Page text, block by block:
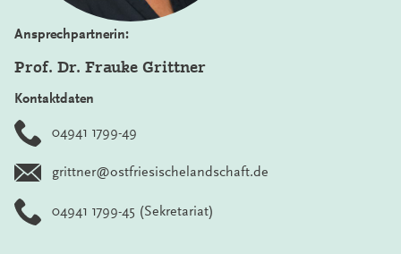
Ansprechpartnerin:
Prof. Dr. Frauke Grittner
Kontaktdaten
04941 1799-49
grittner@ostfriesischelandschaft.de
04941 1799-45 (Sekretariat)